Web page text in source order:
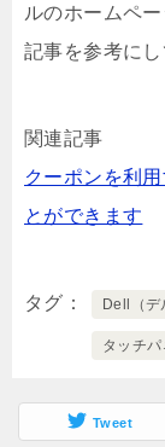
ルのホームペ
記事を参考に
関連記事
クーポンを利
とができます
タグ Dell（デ
タッチ
Tweet